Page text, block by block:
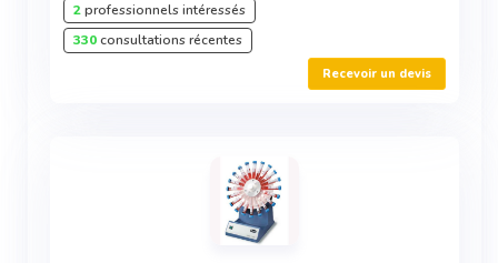
2professionnels intéressés
330consultations récentes
Recevoir un devis